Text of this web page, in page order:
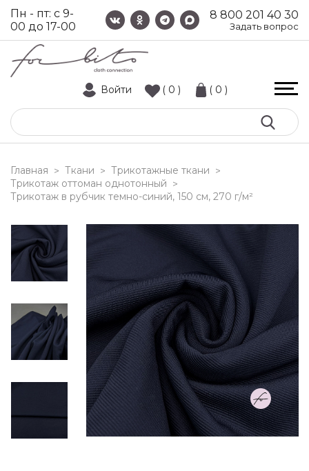
8 800 201 40 30
Задать вопрос
Пн - пт: с 9-
00 до 17-00
Войти ( 0 ) ( 0 )
Главная > Ткани > Трикотажные ткани >
Трикотаж оттоман однотонный >
трикотаж в рубчик темно-синий, 150 см, 270 г/м²